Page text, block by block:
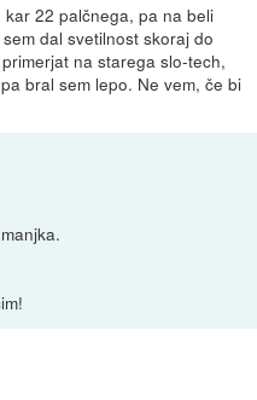
22 palčnega, pa na beli
dal svetilnost skoraj do
na starega slo-tech,
bral sem lepo. Ne vem, če bi